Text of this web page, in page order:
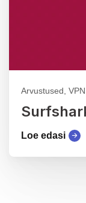
Arvustused, VPN
Loe edasi